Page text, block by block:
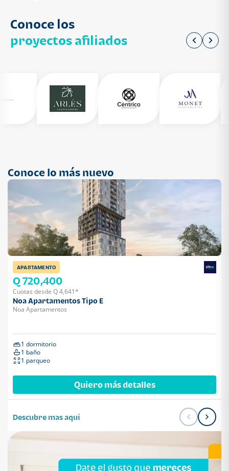
Conoce los
proyectos afiliados
Conoce lo más nuevo
APARTAMENTO
Q 720,400
Cuotas desde Q 4,641*
Noa Apartamentos Tipo E
Noa Apartamentos
1 dormitorio
1 baño
1 parqueo
Quiero más detalles
Descubre mas aqui